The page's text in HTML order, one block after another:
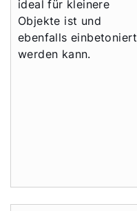
ideal für kleinere
Objekte ist und
ebenfalls einbetoniert
werden kann.
Servus!
Tools